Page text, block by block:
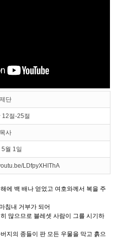
단
12절-25절
사
월 1일
LDfpyXHIThA
에 백 배나 얻었고 여호와께서 복을 주
침내 거부가 되어
많으므로 블레셋 사람이 그를 시기하
지의 종들이 판 모든 우물을 막고 흙으